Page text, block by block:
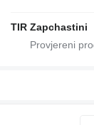
TIR Zapchastini